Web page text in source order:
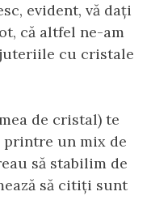
evident, vă dați
că altfel ne-am
cu cristale
de cristal) te
printre un mix de
să stabilim de
să citiți sunt